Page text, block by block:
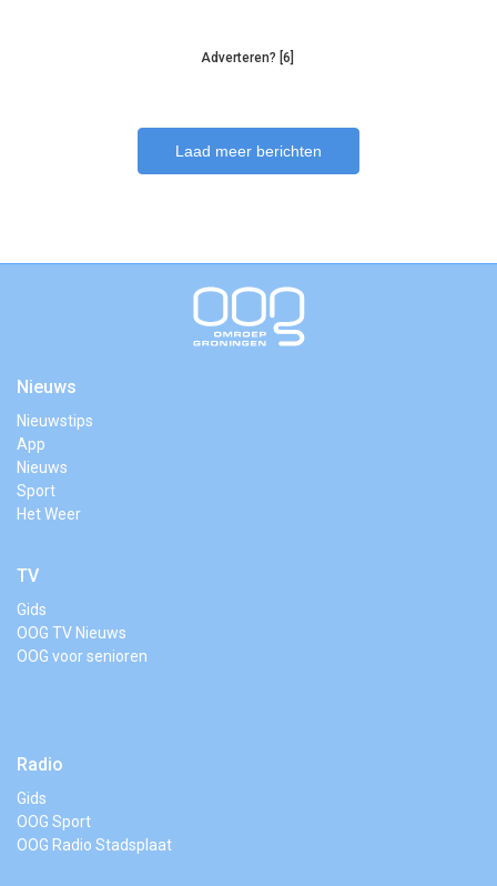
Adverteren? [6]
Laad meer berichten
Nieuws
Nieuwstips
App
Nieuws
Sport
Het Weer
TV
Gids
OOG TV Nieuws
OOG voor senioren
Radio
Gids
OOG Sport
OOG Radio Stadsplaat